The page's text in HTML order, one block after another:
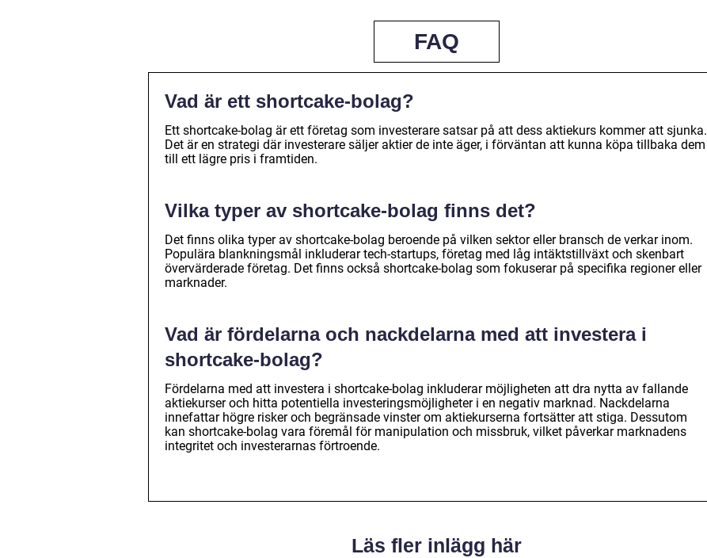
FAQ
Vad är ett shortcake-bolag?
Ett shortcake-bolag är ett företag som investerare satsar på att dess aktiekurs kommer att sjunka.
Det är en strategi där investerare säljer aktier de inte äger, i förväntan att kunna köpa tillbaka dem
till ett lägre pris i framtiden.
Vilka typer av shortcake-bolag finns det?
Det finns olika typer av shortcake-bolag beroende på vilken sektor eller bransch de verkar inom.
Populära blankningsmål inkluderar tech-startups, företag med låg intäktstillväxt och skenbart
övervärderade företag. Det finns också shortcake-bolag som fokuserar på specifika regioner eller
marknader.
Vad är fördelarna och nackdelarna med att investera i
shortcake-bolag?
Fördelarna med att investera i shortcake-bolag inkluderar möjligheten att dra nytta av fallande
aktiekurser och hitta potentiella investeringsmöjligheter i en negativ marknad. Nackdelarna
innefattar högre risker och begränsade vinster om aktiekurserna fortsätter att stiga. Dessutom
kan shortcake-bolag vara föremål för manipulation och missbruk, vilket påverkar marknadens
integritet och investerarnas förtroende.
Läs fler inlägg här